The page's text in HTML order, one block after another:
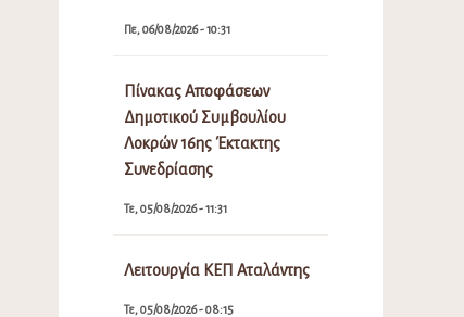
Πε, 06/08/2026 - 10:31
Πίνακας Αποφάσεων
Δημοτικού Συμβουλίου
Λοκρών 16ης Έκτακτης
Συνεδρίασης
Τε, 05/08/2026 - 11:31
Λειτουργία ΚΕΠ Αταλάντης
Τε, 05/08/2026 - 08:15